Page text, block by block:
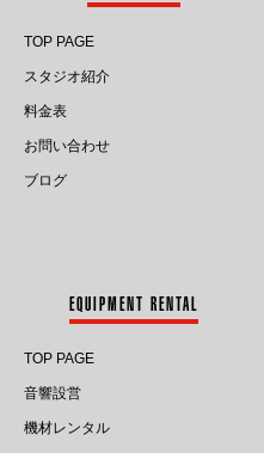
2023.4
2022.12
2022.10
TOP PAGE
スタジオ紹介
料金表
お問い合わせ
ブログ
EQUIPMENT RENTAL
TOP PAGE
音響設営
機材レンタル